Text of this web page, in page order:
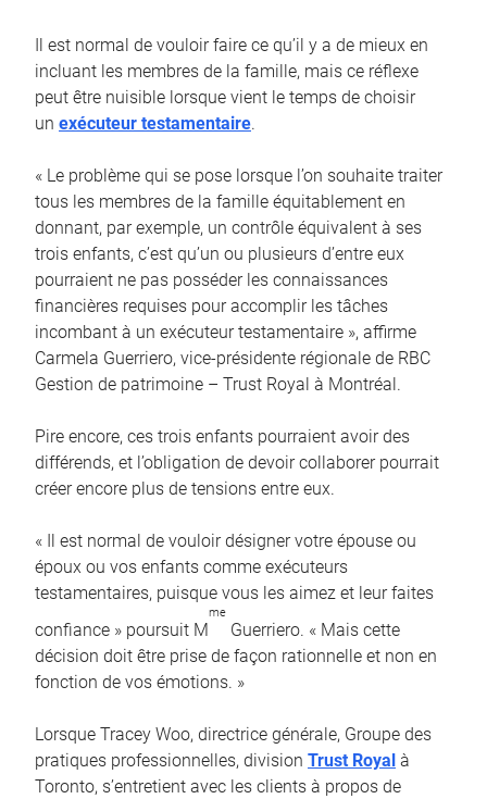
Il est normal de vouloir faire ce qu’il y a de mieux en
incluant les membres de la famille, mais ce réflexe
peut être nuisible lorsque vient le temps de choisir
un exécuteur testamentaire.
« Le problème qui se pose lorsque l’on souhaite traiter
tous les membres de la famille équitablement en
donnant, par exemple, un contrôle équivalent à ses
trois enfants, c’est qu’un ou plusieurs d’entre eux
pourraient ne pas posséder les connaissances
financières requises pour accomplir les tâches
incombant à un exécuteur testamentaire », affirme
Carmela Guerriero, vice-présidente régionale de RBC
Gestion de patrimoine – Trust Royal à Montréal.
Pire encore, ces trois enfants pourraient avoir des
différends, et l’obligation de devoir collaborer pourrait
créer encore plus de tensions entre eux.
« Il est normal de vouloir désigner votre épouse ou
époux ou vos enfants comme exécuteurs
testamentaires, puisque vous les aimez et leur faites
confiance » poursuit M
me
Guerriero. « Mais cette
décision doit être prise de façon rationnelle et non en
fonction de vos émotions. »
Lorsque Tracey Woo, directrice générale, Groupe des
pratiques professionnelles, division Trust Royal à
Toronto, s’entretient avec les clients à propos de